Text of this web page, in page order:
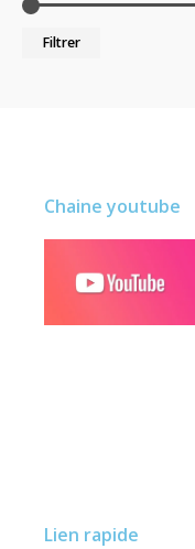
Filtrer
Lien rapide
Chaine youtube